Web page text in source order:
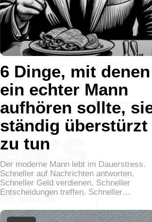
6 Dinge, mit denen
ein echter Mann
aufhören sollte,
ständig überstürzt
zu tun
Der moderne Mann lebt im Dauerstress.
Schneller auf Nachrichten antworten.
Schneller Geld verdienen. Schneller
Entscheidungen treffen. Schneller…